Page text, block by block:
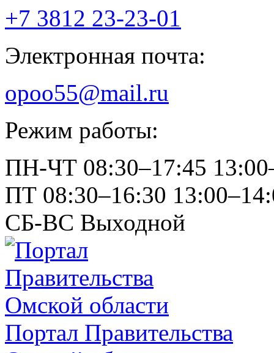
+7 3812 23-23-01
Электронная почта:
opoo55@mail.ru
Режим работы:
ПН-ЧТ 08:30–17:45
ПТ 08:30–16:30
СБ-ВС Выходной
Портал Правительства